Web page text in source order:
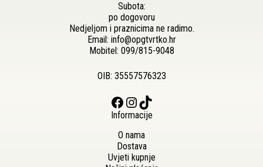
Subota:
po dogovoru
Nedjeljom i praznicima ne radimo.
Email: info@opgtvrtko.hr
Mobitel: 099/815-9048
OIB: 35557576323
Facebook Instagram TikTok
Informacije
O nama
Dostava
Uvjeti kupnje